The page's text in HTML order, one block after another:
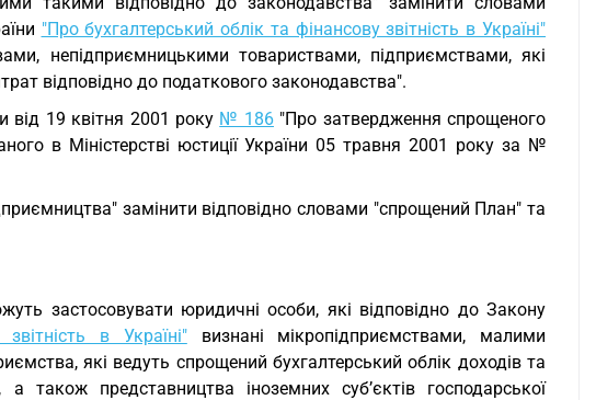
"Про бухгалтерський облік та фінансову звітність в Україні"
непідприємницькими товариствами, підприємствами, які
відповідно до податкового законодавства".
від 19 квітня 2001 року № 186"Про затвердження спрощеного
в Міністерстві юстиції України 05 травня 2001 року за №
замінити відповідно словами "спрощений План" та
застосовувати юридичні особи, які відповідно до Закону
в Україні"визнані мікропідприємствами, малими
які ведуть спрощений бухгалтерський облік доходів та
також представництва іноземних суб’єктів господарської